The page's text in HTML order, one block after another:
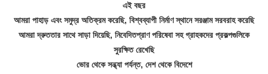
এই বছর
আমরা পাহাড় এবং সমুদ্র অতিক্রম করেছি, বিশ্বব্যাপী নির্মাণ স্থানে সরঞ্জাম সরবরাহ করেছি
আমরা দ্রুততার সাথে সাড়া দিয়েছি, নিবেদিতপ্রাণ পরিষেবা সহ গ্রাহকদের প্রকল্পগুলিকে
সুরক্ষিত রেখেছি
ভোর থেকে সন্ধ্যা পর্যন্ত, দেশ থেকে বিদেশে